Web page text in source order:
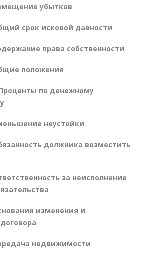
убытков
срок исковой давности
права собственности
положения
по денежному
неустойки
должника возместить
за неисполнение
изменения и
недвижимости